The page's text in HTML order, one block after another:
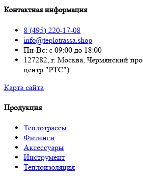
Контактная информация
8 (495) 220-17-08
info@teplotrassa.shop
Пн-Вс: с 09:00 до 18:00
127282, г. Москва, Чермянский
центр "РТС")
Карта сайта
Продукция
Теплотрассы
Фитинги
Аксессуары
Инструмент
Теплоизоляция